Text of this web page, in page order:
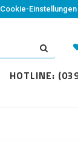
Cookie-Einstellungen
HOTLINE: